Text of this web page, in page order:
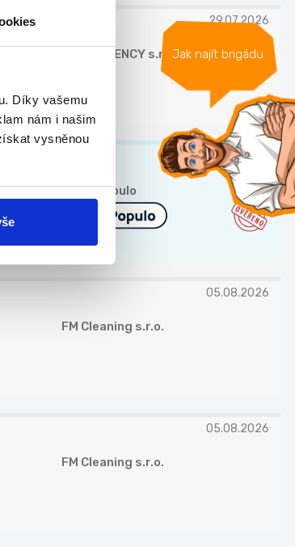
Díky vašemu
nám i našim
vysněnou
Jak najít brigádu
29.07.2026
LAMA AGENCY s.r.o.
TOP
Škola Populo
05.08.2026
FM Cleaning s.r.o.
05.08.2026
FM Cleaning s.r.o.